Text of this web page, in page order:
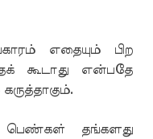
எதையும் பிற
கூடாது என்பதே
பெண்கள் தங்களது